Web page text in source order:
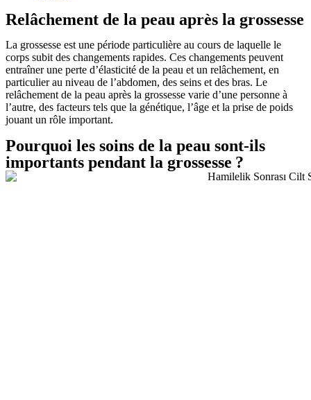
Relâchement de la peau après la grossesse
La grossesse est une période particulière au cours de laquelle le
corps subit des changements rapides. Ces changements peuvent
entraîner une perte d’élasticité de la peau et un relâchement, en
particulier au niveau de l’abdomen, des seins et des bras. Le
relâchement de la peau après la grossesse varie d’une personne à
l’autre, des facteurs tels que la génétique, l’âge et la prise de poids
jouant un rôle important.
Pourquoi les soins de la peau sont-ils
importants pendant la grossesse ?